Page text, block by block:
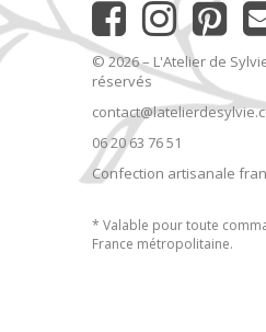
© 2026 – L'Atelier de
réservés
06 20 63 76 51
Confection artisanale
* Valable pour toute
France métropolitaine.